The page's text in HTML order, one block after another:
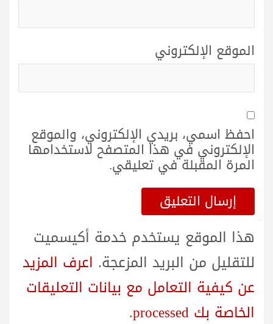
الموقع الإلكتروني
احفظ اسمي، بريدي الإلكتروني، والموقع
الإلكتروني في هذا المتصفح لاستخدامها
المرة المقبلة في تعليقي.
هذا الموقع يستخدم خدمة أكيسميت
للتقليل من البريد المزعجة. اعرف المزيد
عن كيفية التعامل مع بيانات التعليقات
الخاصة بك processed
.